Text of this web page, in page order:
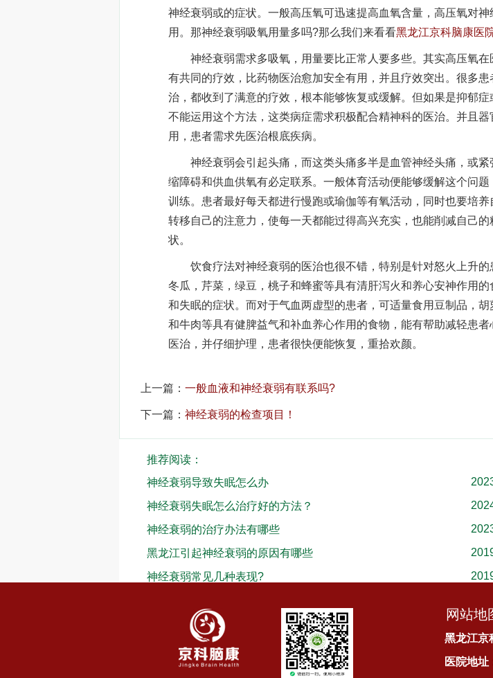
神经衰弱或的症状。一般高压氧可迅速提高血氧含量，高压氧对
用。那神经衰弱吸氧用量多吗?那么我们来看看黑龙江京科脑康医
神经衰弱需求多吸氧，用量要比正常人要多些。其实高压氧在
有共同的疗效，比药物医治愈加安全有用，并且疗效突出。很多
治，都收到了满意的疗效，根本能够恢复或缓解。但如果是抑郁
不能运用这个方法，这类病症需求积极配合精神科的医治。并且
用，患者需求先医治根底疾病。
神经衰弱会引起头痛，而这类头痛多半是血管神经头痛，或紧
缩障碍和供血供氧有必定联系。一般体育活动便能够缓解这个问
训练。患者最好每天都进行慢跑或瑜伽等有氧活动，同时也要培
转移自己的注意力，使每一天都能过得高兴充实，也能削减自己
状。
饮食疗法对神经衰弱的医治也很不错，特别是针对怒火上升的
冬瓜，芹菜，绿豆，桃子和蜂蜜等具有清肝泻火和养心安神作用
和失眠的症状。而对于气血两虚型的患者，可适量食用豆制品，
和牛肉等具有健脾益气和补血养心作用的食物，能有帮助减轻患
医治，并仔细护理，患者很快便能恢复，重拾欢颜。
上一篇： 一般血液和神经衰弱有联系吗?
下一篇： 神经衰弱的检查项目！
推荐阅读：
神经衰弱导致失眠怎么办
神经衰弱失眠怎么治疗好的方法？
神经衰弱的治疗办法有哪些
黑龙江引起神经衰弱的原因有哪些
神经衰弱常见几种表现?
网站地
黑龙江京
医院地址